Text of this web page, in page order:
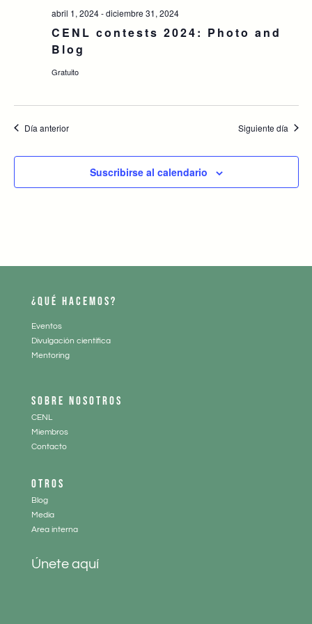
abril 1, 2024-diciembre 31, 2024
CENL contests 2024: Photo and
Blog
Gratuito
Día anterior Siguiente día
Suscribirse al calendario
¿QUÉ HACEMOS?
Eventos
Divulgación científica
Mentoring
SOBRE NOSOTROS
CENL
Miembros
Contacto
OTROS
Blog
Media
Area interna
Únete aquí